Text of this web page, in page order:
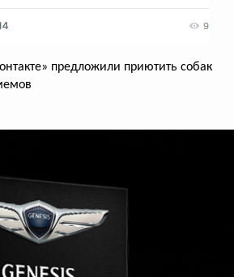
предложили приютить собак